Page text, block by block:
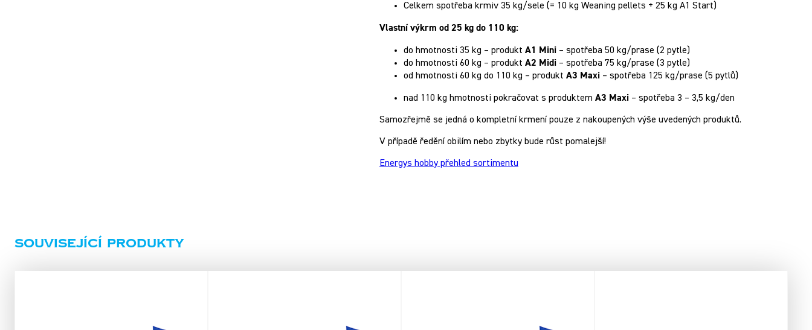
Celkem spotřeba krmiv 35 kg/sele (= 10 kg Weaning pellets + 25 kg A1 Start)
Vlastní výkrm od 25 kg do 110 kg:
do hmotnosti 35 kg – produkt A1 Mini – spotřeba 50 kg/prase (2 pytle)
do hmotnosti 60 kg – produkt A2 Midi – spotřeba 75 kg/prase (3 pytle)
od hmotnosti 60 kg do 110 kg – produkt A3 Maxi – spotřeba 125 kg/prase (5 pytlů)
nad 110 kg hmotnosti pokračovat s produktem A3 Maxi – spotřeba 3 – 3,5 kg/den
Samozřejmě se jedná o kompletní krmení pouze z nakoupených výše uvedených produktů.
V případě ředění obilím nebo zbytky bude růst pomalejší!
Energys hobby přehled sortimentu
Související produkty